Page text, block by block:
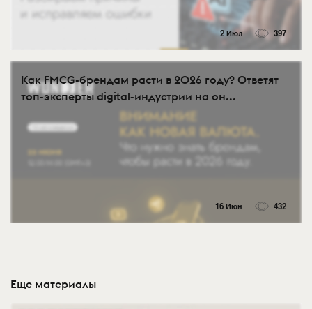
2 Июл 397
Как FMCG-брендам расти в 2026 году? Ответят
топ-эксперты digital-индустрии на он...
16 Июн 432
Еще материалы